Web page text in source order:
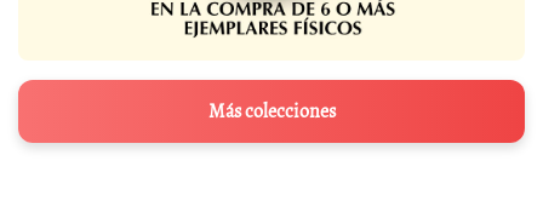
Más colecciones